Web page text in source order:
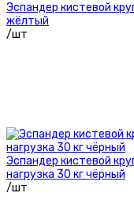
Эспандер кистевой
жёлтый
/шт
Эспандер кистевой
нагрузка 30 кг чёрный
/шт